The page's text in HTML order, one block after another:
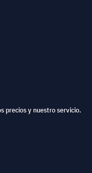
precios y nuestro servicio.